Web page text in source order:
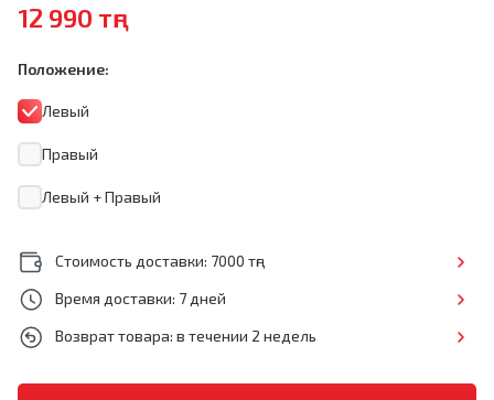
12 990 тңг
Положение:
Левый
Правый
Левый + Правый
Стоимость доставки: 7000 тңг
Время доставки: 7 дней
Возврат товара: в течении 2 недель